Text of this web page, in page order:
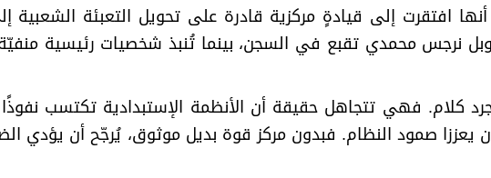
2025-2026 وشجاعتها، إلا أنها افتقرت إلى قيادةٍ مركزية قادرة على تحويل
نرجس محمدي تقبع في السجن، بينما تُنبذ شخصيات رئيسية
كلام. فهي تتجاهل حقيقة أن الأنظمة الإستبدادية تكتسب
صمود النظام. فبدون مركز قوة بديل موثوق، يُرجّح أن يؤدي